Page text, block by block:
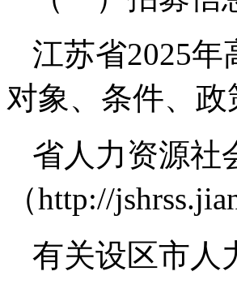
江苏省2025年
对象、条件、
省人力资源社
（http://
有关设区市人